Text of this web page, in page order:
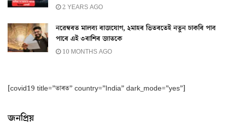
2 YEARS AGO
নৱেম্বৰত মালব্য ৰাজযোগ, ২মাহৰ ভিতৰতেই নতুন চাকৰি পাব
পাৰে এই ৩ৰাশিৰ জাতকে
10 MONTHS AGO
[covid19 title=”ভাৰত” country=”India” dark_mode=”yes”]
জনপ্ৰিয়